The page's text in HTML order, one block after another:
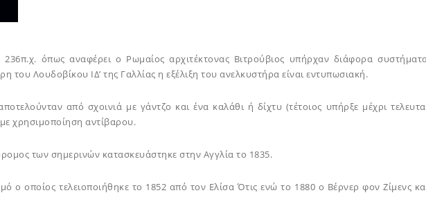
όπως αναφέρει ο Ρωμαίος αρχιτέκτονας Βιτρούβιος υπήρχαν διάφορα
του Λουδοβίκου ΙΔ’ της Γαλλίας η εξέλιξη του ανελκυστήρα είναι εντυπωσιακή.
από σχοινιά με γάντζο και ένα καλάθι ή δίχτυ (τέτοιος υπήρξε μέχρι
χρησιμοποίηση αντίβαρου.
των σημερινών κατασκευάστηκε στην Αγγλία το 1835.
ο οποίος τελειοποιήθηκε το 1852 από τον Ελίσα Ότις ενώ το 1880 ο Βέρνερ φον Ζίμενς